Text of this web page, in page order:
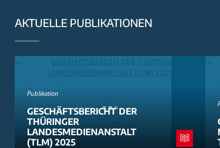
AKTUELLE PUBLIKATIONEN
Publikation
GESCHÄFTSBERICHT DER
THÜRINGER
LANDESMEDIENANSTALT
(TLM) 2025